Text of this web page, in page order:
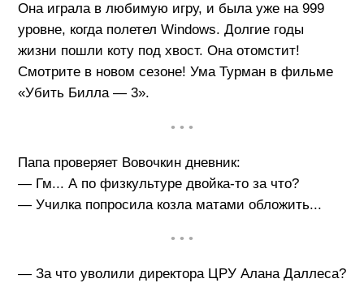
Она играла в любимую игру, и была уже на 999
уровне, когда полетел Windows. Долгие годы
жизни пошли коту под хвост. Она отомстит!
Смотрите в новом сезоне! Ума Турман в фильме
«Убить Билла — 3».
• • •
Папа проверяет Вовочкин дневник:
— Гм... А по физкультуре двойка-то за что?
— Училка попросила козла матами обложить...
• • •
— За что уволили директора ЦРУ Алана Даллеса?